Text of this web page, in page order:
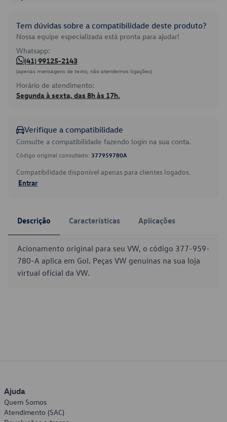
Tem dúvidas sobre a compatibilidade deste produto?
Nossa equipe especializada está pronta para ajudar!
Whatsapp:
(41) 99125-2143
(apenas mensagens de texto, não atendemos ligações)
Horário de atendimento:
Segunda à sexta, das 8h às 17h.
Verifique a compatibilidade
Consulte a compatibilidade fazendo login na sua conta.
Código original consultado: 377959780A
Compatibilidade disponível apenas para clientes logados.
Entrar
Descrição Características Aplicações
Acionamento original para seu VW, o código 377-959-
780-A aplica em Gol. Peças VW genuínas na sua loja
virtual oficial da VW.
Ajuda
Quem Somos
Atendimento (SAC)